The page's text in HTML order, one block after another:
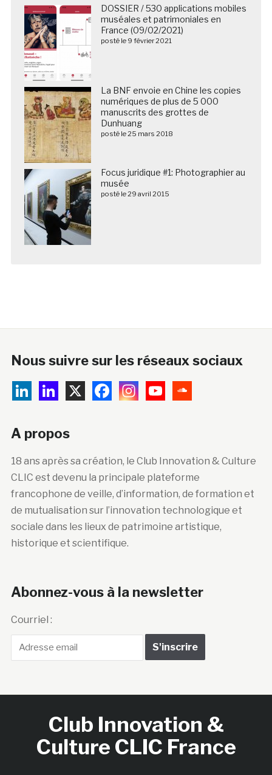
DOSSIER / 530 applications mobiles
muséales et patrimoniales en
France (09/02/2021)
posté le 9 février 2021
La BNF envoie en Chine les copies
numériques de plus de 5 000
manuscrits des grottes de
Dunhuang
posté le 25 mars 2018
Focus juridique #1: Photographier au
musée
posté le 29 avril 2015
Nous suivre sur les réseaux sociaux
A propos
18 ans après sa création, le Club Innovation & Culture
CLIC est devenu la principale plateforme
francophone de veille, d’information, de formation et
de mutualisation sur l’innovation technologique et
sociale dans les lieux de patrimoine artistique,
historique et scientifique.
Abonnez-vous à la newsletter
Courriel :
Club Innovation &
Culture CLIC France